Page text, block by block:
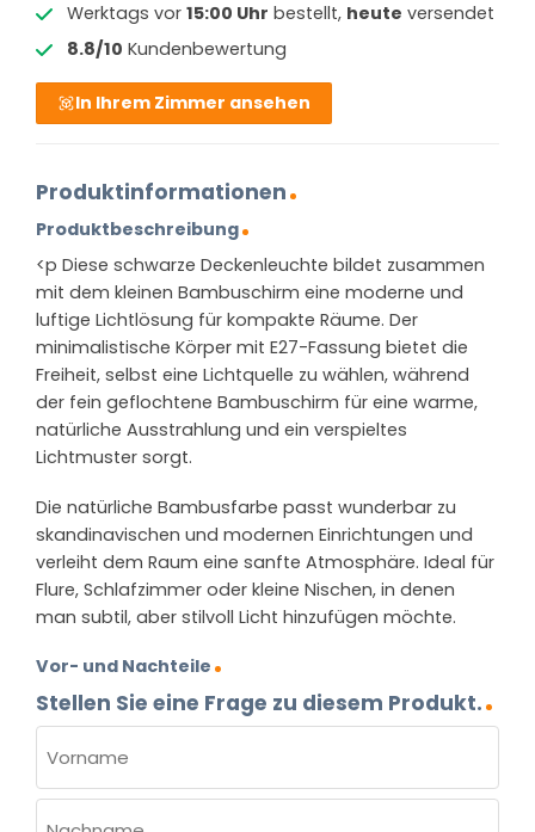
Werktags vor 15:00 Uhr bestellt, heute versendet
8.8/10 Kundenbewertung
In Ihrem Zimmer ansehen
Produktinformationen
Produktbeschreibung
<p Diese schwarze Deckenleuchte bildet zusammen
mit dem kleinen Bambuschirm eine moderne und
luftige Lichtlösung für kompakte Räume. Der
minimalistische Körper mit E27-Fassung bietet die
Freiheit, selbst eine Lichtquelle zu wählen, während
der fein geflochtene Bambuschirm für eine warme,
natürliche Ausstrahlung und ein verspieltes
Lichtmuster sorgt.
Die natürliche Bambusfarbe passt wunderbar zu
skandinavischen und modernen Einrichtungen und
verleiht dem Raum eine sanfte Atmosphäre. Ideal für
Flure, Schlafzimmer oder kleine Nischen, in denen
man subtil, aber stilvoll Licht hinzufügen möchte.
Vor- und Nachteile
Stellen Sie eine Frage zu diesem Produkt.
(ERFORDERLICH)
Vorname